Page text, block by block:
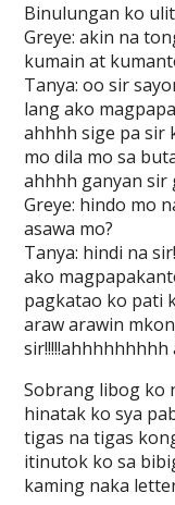
Binulungan ko
Greye: akin na
kumain at
Tanya: oo sir
lang ako
ahhhh sige pa sir
mo dila mo sa
ahhhh ganyan sir
Greye: hindo mo
asawa mo?
Tanya: hindi na
ako
pagkatao ko pati
araw arawin
sir!!!!!ahhhhhhhhh
Sobrang libog ko
hinatak ko sya
tigas na tigas
itinutok ko sa
kaming naka letter